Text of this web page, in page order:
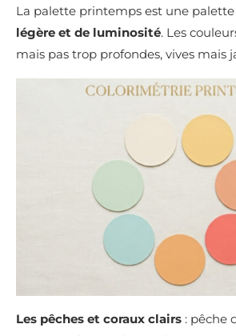
La palette printemps est une
légère et de luminosité. Les
mais pas trop profondes, vives mais
Les pêches et coraux clairs : pêche